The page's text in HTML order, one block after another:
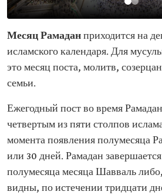
Месяц Рамаданприходится на
исламского календаря. Для
это месяц поста, молитв,
семьи.
Ежегодный пост во время
четвертым из пяти столпов
момента появления полумесяца
или 30 дней. Рамадан
полумесяца месяца Шавваль
видны, по истечении тридцати